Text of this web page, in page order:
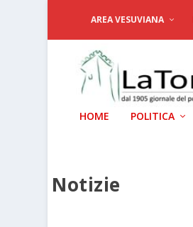
AREA VESUVIANA
HOME POLITICA
Notizie